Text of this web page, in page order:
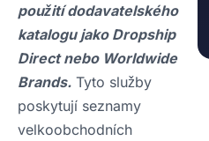
použití dodavatelského
katalogu jako Dropship
Direct nebo Worldwide
Brands. Tyto služby
poskytují seznamy
velkoobchodních